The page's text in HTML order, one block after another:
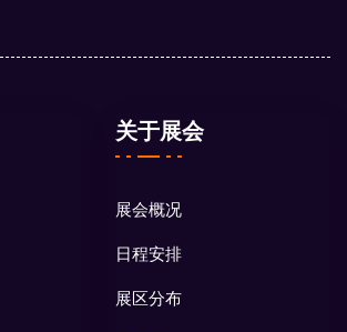
关于展会
展会概况
日程安排
展区分布